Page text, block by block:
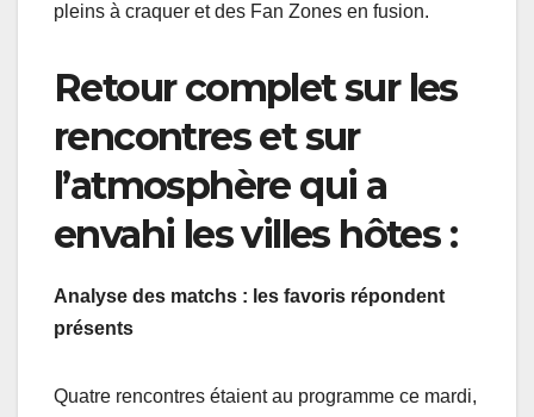
pleins à craquer et des Fan Zones en fusion.
Retour complet sur les
rencontres et sur
l’atmosphère qui a
envahi les villes hôtes :
Analyse des matchs : les favoris répondent
présents
Quatre rencontres étaient au programme ce mardi,